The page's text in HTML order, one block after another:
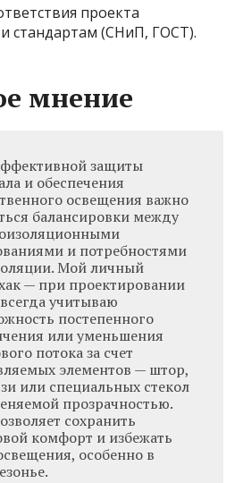
проекта
стандартам (СНиП, ГОСТ).
мнение
защиты
и обеспечения
освещения важно
балансировки между
и потребностями
Мой личный
— при проектировании
учитываю
постепенного
или уменьшения
потока за счет
элементов — штор,
или специальных стекол
прозрачностью.
сохранить
комфорт и избежать
особенно в